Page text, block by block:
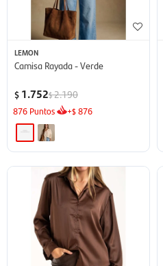
LEMON
Camisa Rayada - Verde
$ 1.752$2.190
876 Puntos +$876